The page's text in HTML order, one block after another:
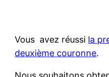
Vous avez réussi la
deuxième couronne.